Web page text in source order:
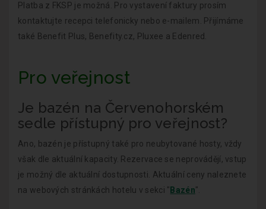
Platba z FKSP je možná. Pro vystavení faktury prosím
kontaktujte recepci telefonicky nebo e-mailem. Přijímáme
také Benefit Plus, Benefity.cz, Pluxee a Edenred.
Pro veřejnost
Je bazén na Červenohorském
sedle přístupný pro veřejnost?
Ano, bazén je přístupný také pro neubytované hosty, vždy
však dle aktuální kapacity. Rezervace se neprovádějí, vstup
je možný dle aktuální dostupnosti. Aktuální ceny naleznete
na webových stránkách hotelu v sekci " Bazén".